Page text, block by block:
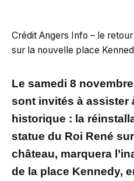
Crédit Angers Info – le
sur la nouvelle place
Le samedi 8
sont invités à assister
historique : la
statue du Roi René
château, marquera
de la place Kennedy,